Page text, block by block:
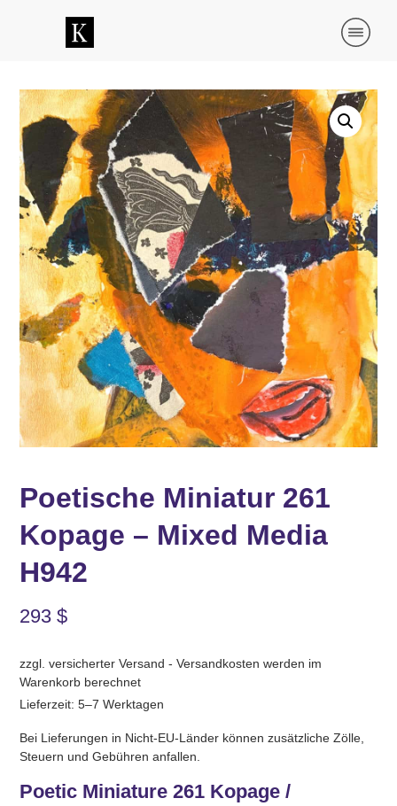
Poetische Miniatur 261
Kopage – Mixed Media
H942
293 $
zzgl. versicherter Versand - Versandkosten werden im
Warenkorb berechnet
Lieferzeit: 5–7 Werktagen
Bei Lieferungen in Nicht-EU-Länder können zusätzliche Zölle,
Steuern und Gebühren anfallen.
Poetic Miniature 261 Kopage /